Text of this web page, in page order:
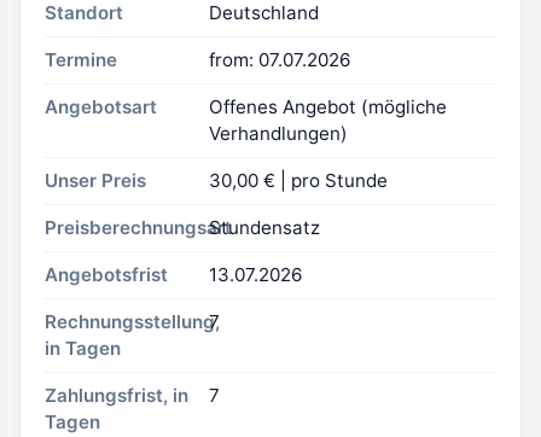
Standort Deutschland
Termine from: 07.07.2026
Angebotsart
Offenes Angebot (mögliche
Verhandlungen)
Unser Preis 30,00 € | pro Stunde
PreisberechnungsartStundensatz
Angebotsfrist 13.07.2026
Rechnungsstellung,
in Tagen
7
Zahlungsfrist, in
Tagen
7